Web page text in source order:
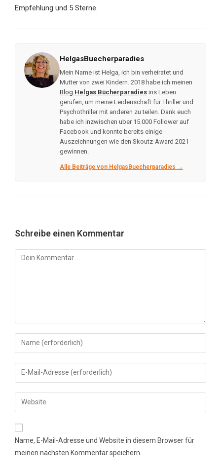
Empfehlung und 5 Sterne.
HelgasBuecherparadies
Mein Name ist Helga, ich bin verheiratet und
Mutter von zwei Kindern. 2018 habe ich meinen
Blog Helgas Bücherparadiesins Leben
gerufen, um meine Leidenschaft für Thriller und
Psychothriller mit anderen zu teilen. Dank euch
habe ich inzwischen uber 15.000 Follower auf
Facebook und konnte bereits einige
Auszeichnungen wie den Skoutz-Award 2021
gewinnen.
Alle Beiträge von HelgasBuecherparadies →
Schreibe einen Kommentar
Kommentar
Gib
deinen
Namen
oder
zum
Kommentieren
ein
Gib
deine
E-
Mail-
zum
Kommentieren
ein
Gib
deine
Website-
Name, E-Mail-Adresse und Website in diesem Browser für
meinen nächsten Kommentar speichern.